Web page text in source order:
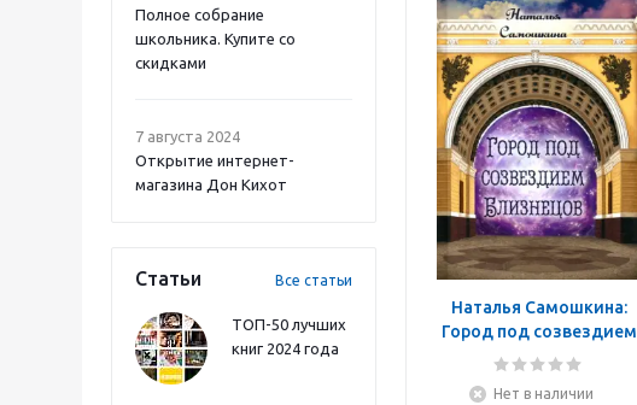
Полное собрание
школьника. Купите со
скидками
7 августа 2024
Открытие интернет-
магазина Дон Кихот
Статьи Все статьи
ТОП-50 лучших
книг 2024 года
Наталья Самошкина:
Город под созвездием
Близнецов
Нет в наличии